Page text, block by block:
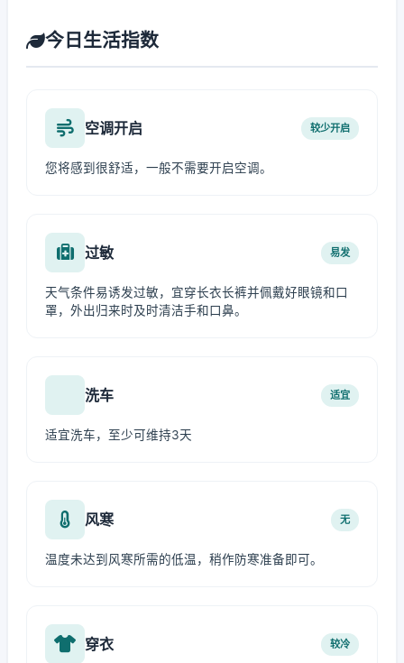
今日生活指数
空调开启 较少开启
您将感到很舒适，一般不需要开启空调。
过敏 易发
天气条件易诱发过敏，宜穿长衣长裤并佩戴好眼镜和口
罩，外出归来时及时清洁手和口鼻。
洗车 适宜
适宜洗车，至少可维持3天
风寒 无
温度未达到风寒所需的低温，稍作防寒准备即可。
穿衣 较冷